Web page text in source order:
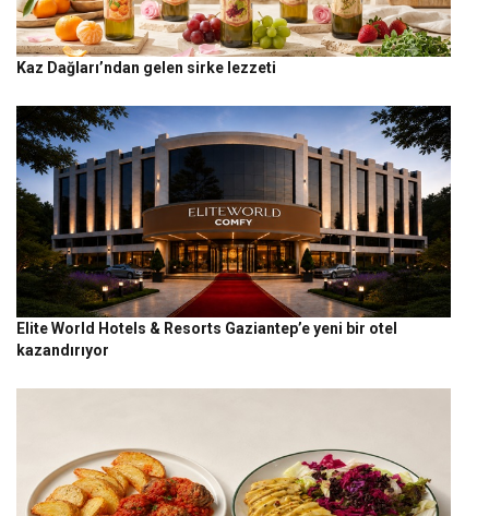
Kaz Dağları’ndan gelen sirke lezzeti
Elite World Hotels & Resorts Gaziantep’e yeni bir otel
kazandırıyor